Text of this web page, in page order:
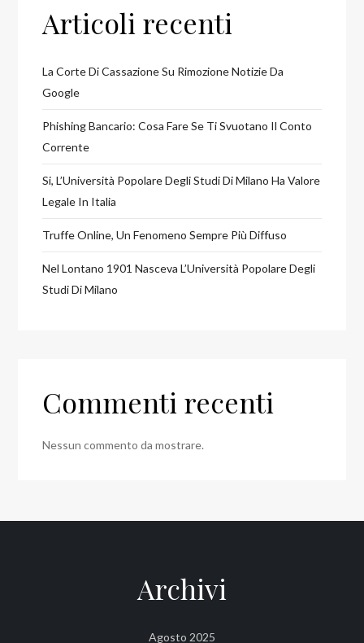
Articoli recenti
La Corte Di Cassazione Su Rimozione Notizie Da
Google
Phishing Bancario: Cosa Fare Se Ti Svuotano Il Conto
Corrente
Si, L’Università Popolare Degli Studi Di Milano Ha Valore
Legale In Italia
Truffe Online, Un Fenomeno Sempre Più Diffuso
Nel Lontano 1901 Nasceva L’Università Popolare Degli
Studi Di Milano
Commenti recenti
Nessun commento da mostrare.
Archivi
Agosto 2025